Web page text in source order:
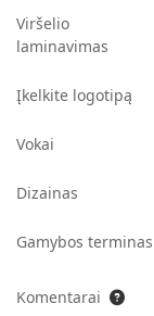
Viršelio
laminavimas
Įkelkite logotipą
Vokai
Dizainas
Gamybos terminas
Komentarai